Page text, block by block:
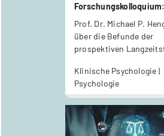
Forschungskolloquium:
AWARE –
Withdrawal in Primary
Patients
Prof. Dr. Michael P.
über die Befunde der
prospektiven
Antidepressiva
Klinische Psychologie |
Psychologie